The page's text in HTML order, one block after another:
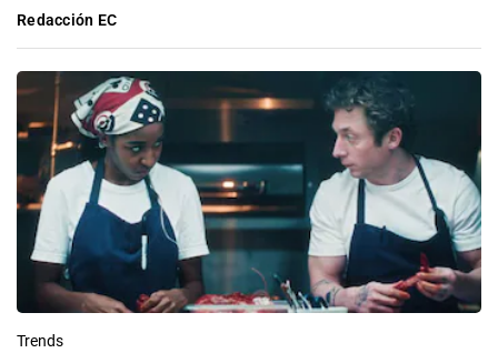
Redacción EC
Trends